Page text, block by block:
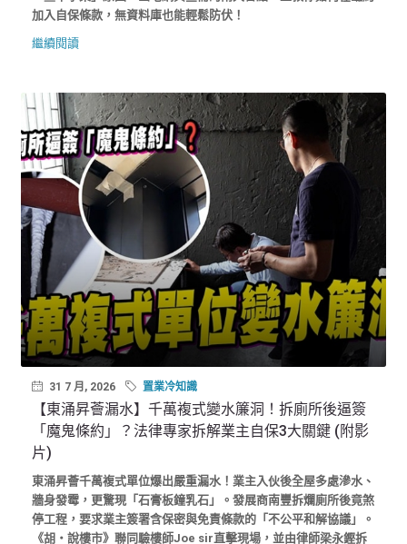
加入自保條款，無資料庫也能輕鬆防伏！
繼續閱讀
31 7 月, 2026 置業冷知識
【東涌昇薈漏水】千萬複式變水簾洞！拆廁所後逼簽
「魔鬼條約」？法律專家拆解業主自保3大關鍵 (附影
片)
東涌昇薈千萬複式單位爆出嚴重漏水！業主入伙後全屋多處滲水、
牆身發霉，更驚現「石膏板鐘乳石」。發展商南豐拆爛廁所後竟煞
停工程，要求業主簽署含保密與免責條款的「不公平和解協議」。
《胡‧說樓市》聯同驗樓師Joe sir直擊現場，並由律師梁永鏗拆